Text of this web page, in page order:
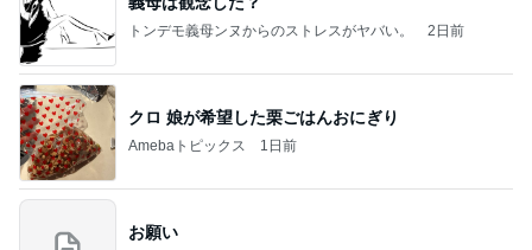
トンデモ義母ンヌからのストレスがヤバい。 2日前
クロ 娘が希望した栗ごはんおにぎり
Amebaトピックス 1日前
お願い